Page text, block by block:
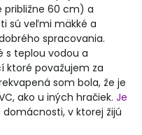
približne 60 cm) a
sú veľmi mäkké a
spracovania.
s teplou vodou a
ktoré považujem za
som bola, že je
ako u iných hračiek. Je
v ktorej žijú